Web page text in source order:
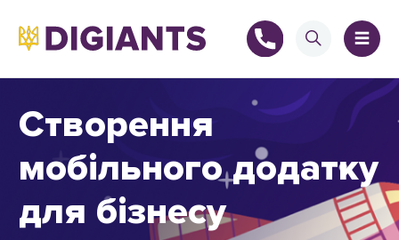
Створення
мобільного додатку
для бізнесу
+